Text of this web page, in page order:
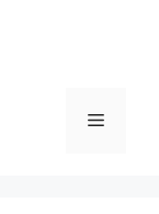
Menü